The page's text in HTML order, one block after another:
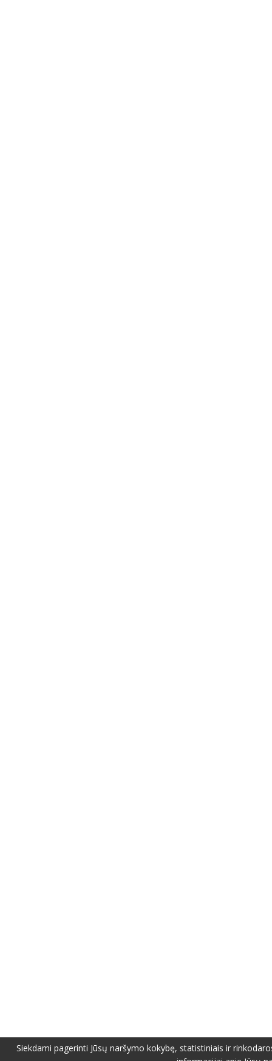
Siekdami pagerinti Jūsų naršymo kokybę, statistiniais ir